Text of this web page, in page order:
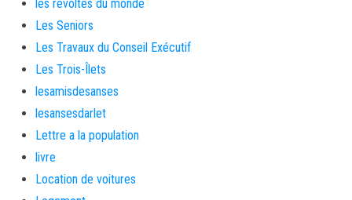
les révoltés du monde
Les Seniors
Les Travaux du Conseil Exécutif
Les Trois-Îlets
lesamisdesanses
lesansesdarlet
Lettre a la population
livre
Location de voitures